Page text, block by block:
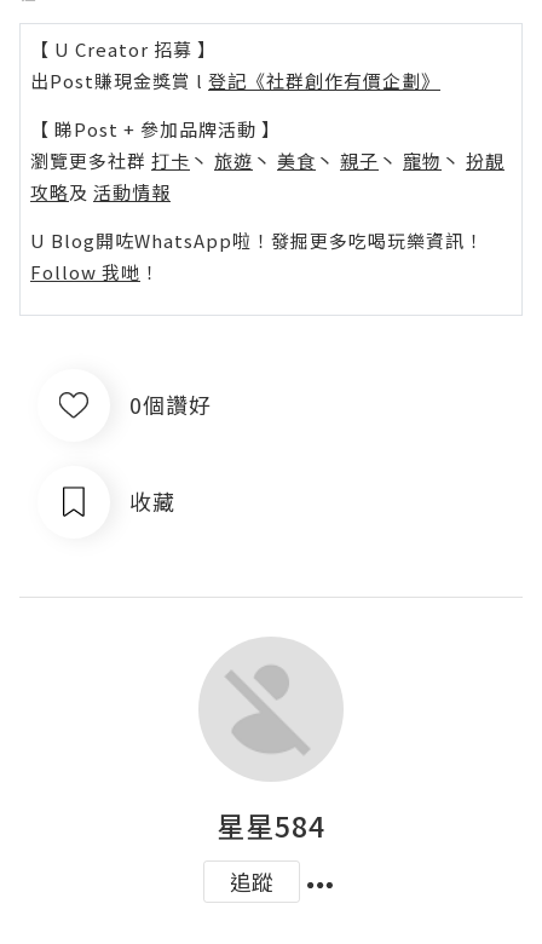
【 U Creator 招募 】
出Post賺現金獎賞 l 登記《社群創作有價企劃》
【 睇Post + 參加品牌活動 】
瀏覽更多社群 打卡 丶 旅遊 丶 美食 丶 親子 丶 寵物 丶 扮靚
攻略及 活動情報
U Blog開咗WhatsApp啦！發掘更多吃喝玩樂資訊！
Follow 我哋 ！
0個讚好
收藏
星星584
追蹤